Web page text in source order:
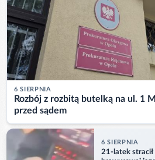
6 SIERPNIA
Rozbój z rozbitą butelką na ul. 1
przed sądem
6 SIERPNIA
21-latek stracił